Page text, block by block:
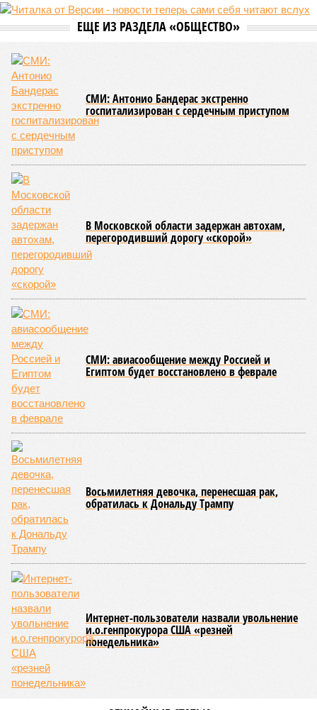
причём исключительно за российский счёт. И в
складывающейся ситуации, кажется, больше вопросов не к
По мнению
выходящего. Дескать, Ереван считает транспортную сеть
своей собственностью и теперь намерен просить за аренду
«железки» означенную сумму. При этом, как отмечают
эксперты, армянская сторона, выставляя этот счёт, не
раскрыла методику его калькуляции, то есть, получается,
взяла цифры с потолка. Отдельно стоит отметить, что
заключённый в 2008 году между Арменией и ОАО «РЖД»
концессионный договор, согласно которому российская
компания получила в управление «железку» республики до
2038-го, вероятно, вовсе не предусматривает такой
постановки вопроса.
Неудивительно, что гендиректор РЖД
реагируя на словесные интервенции Пашиняна, выступил
со словно растерянно-обиженным комментарием. И,
кажется, стало только хуже. Как отметил менеджер, ЮКЖД
и РЖД«последовательно и в полном объёме исполняют
взятые на себя обязательства в рамках концессионного
договора от 2008 года». «Концессия дала Армении
современную железную дорогу, при этом освободив
бюджет республики от затрат на её восстановление и
содержание. Дивиденды акционеру никогда не
выплачивались, вся прибыль шла на развитие железной
дороги», – добавил Белозёров.
И в самом деле. Российская сторона поставляла Армении
вагоны, по первому чиху ремонтировала пути, в том числе
повреждённые стихией, выплатила в казну закавказской
республики 15 млрд рублей налогов, пускала прибыль на
развитие местной железнодорожной инфраструктуры.
Из слов Белозёрова и приведённых фактов легко сделать
деловой активностью, а сугубой благотворительностью, не
инвестировало, а раздавало пожертвования, не
зарабатывало само, а давало зарабатывать другим и,
выходит, никак не гарантировало собственные интересы.
«Пока самая популярная в Армении точка зрения по
поводу будущего железных дорог рес­публики –
национализировать пути сообщения и, естественно,
ничего РЖД не компенсировать. Модернизация железных